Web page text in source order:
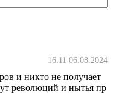
16:11 06.08.2024
и никто не получает
революций и нытья пр